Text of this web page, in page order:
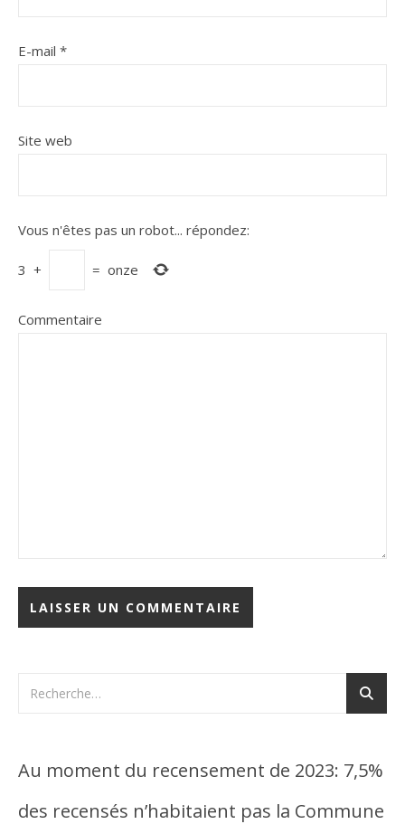
E-mail *
Site web
Vous n'êtes pas un robot... répondez:
3 + = onze
Commentaire
Au moment du recensement de 2023: 7,5%
des recensés n’habitaient pas la Commune